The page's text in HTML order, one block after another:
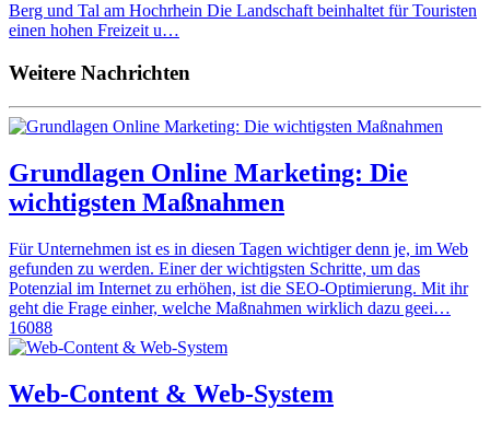
Berg und Tal am Hochrhein Die Landschaft beinhaltet für Touristen
einen hohen Freizeit u…
Weitere Nachrichten
Grundlagen Online Marketing: Die
wichtigsten Maßnahmen
Für Unternehmen ist es in diesen Tagen wichtiger denn je, im Web
gefunden zu werden. Einer der wichtigsten Schritte, um das
Potenzial im Internet zu erhöhen, ist die SEO-Optimierung. Mit ihr
geht die Frage einher, welche Maßnahmen wirklich dazu geei…
16088
Web-Content & Web-System